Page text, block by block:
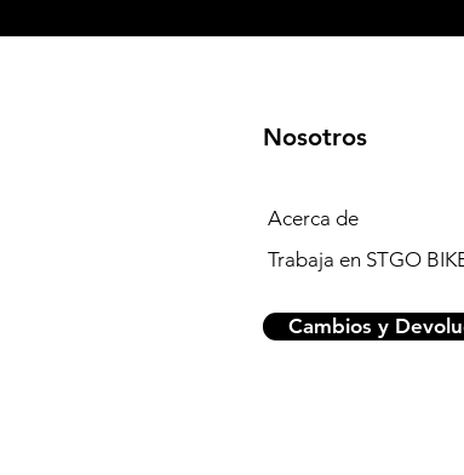
Nosotros
Acerca de
Trabaja en STGO
Cambios y